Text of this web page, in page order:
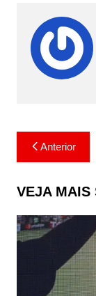
Navegação
de
Post
Anterior
VEJA MAIS